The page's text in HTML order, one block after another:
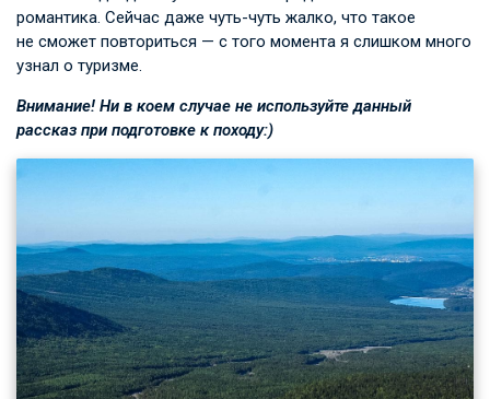
романтика. Сейчас даже чуть-чуть жалко, что такое
не сможет повториться — с того момента я слишком много
узнал о туризме.
Внимание! Ни в коем случае не используйте данный
рассказ при подготовке к походу:)